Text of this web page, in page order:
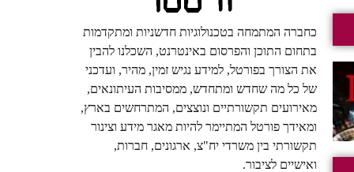
כחברה המתמחה בטכנולוגיות חדשניות ומתקדמות
בתחום התוכן והפרסום באינטרנט, השכלנו להבין
את הצורך בפורטל, למידע נגיש זמין, מהיר, ועדכני
של כל מה שחדש ומתחדש, ממסיבות העיתונאים,
מאירועים תקשורתיים ונוצצים, המתרחשים בארץ,
ומאידך פורטל המתיימר להיות מאגר מידע וצינור
תקשורתי בין משרדי יח"צ, ארגונים, חברות,
ואישיים לציבור.